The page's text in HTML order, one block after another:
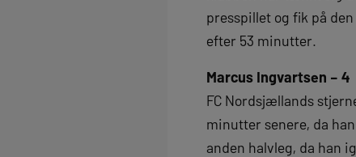
presspillet og fik på
efter 53 minutter.
Marcus Ingvartsen – 4
FC Nordsjællands
minutter senere, da
anden halvleg, da han